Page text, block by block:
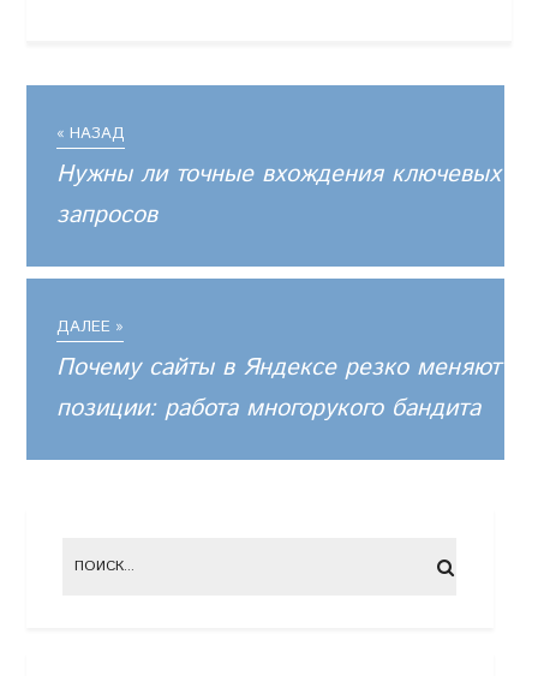
« НАЗАД
Нужны ли точные вхождения ключевых
запросов
ДАЛЕЕ »
Почему сайты в Яндексе резко меняют
позиции: работа многорукого бандита